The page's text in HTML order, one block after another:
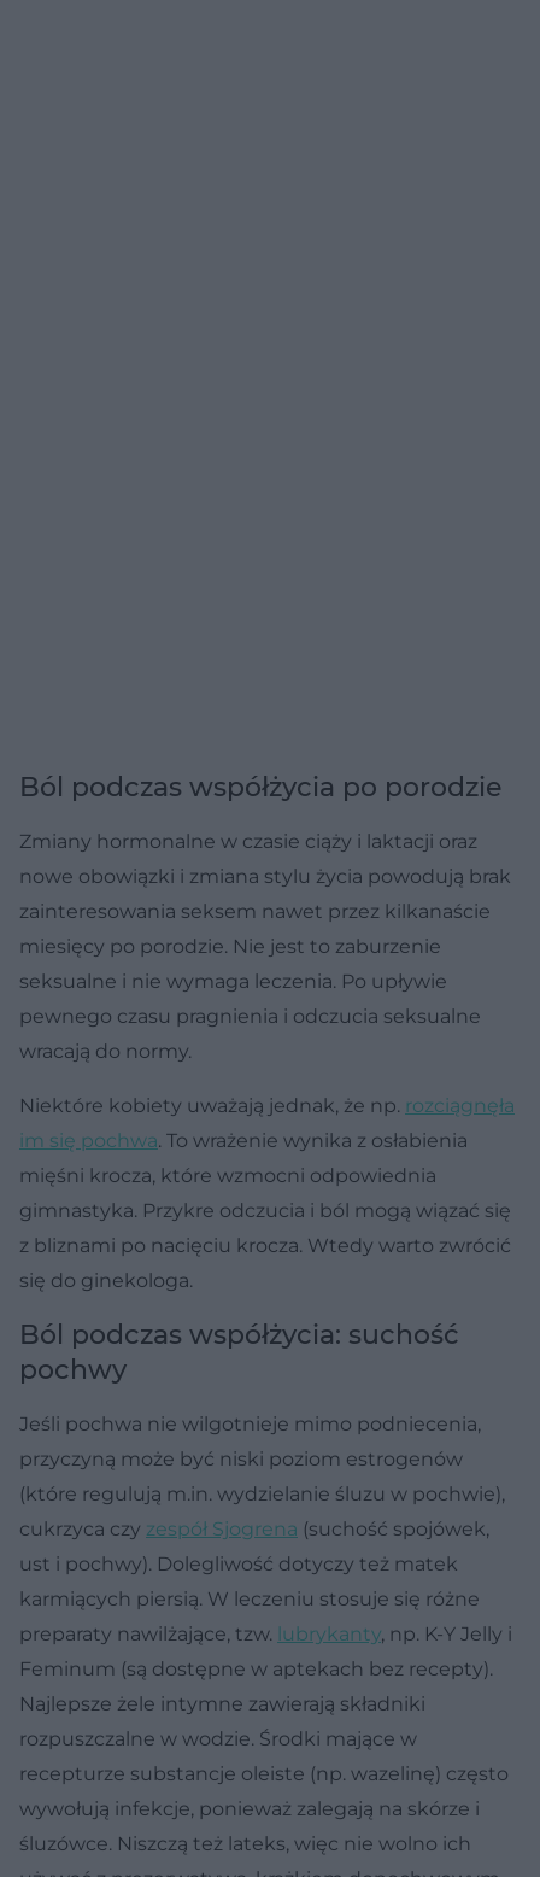
Ból podczas współżycia po porodzie
Zmiany hormonalne w czasie ciąży i laktacji oraz
nowe obowiązki i zmiana stylu życia powodują brak
zainteresowania seksem nawet przez kilkanaście
miesięcy po porodzie. Nie jest to zaburzenie
seksualne i nie wymaga leczenia. Po upływie
pewnego czasu pragnienia i odczucia seksualne
wracają do normy.
Niektóre kobiety uważają jednak, że np. rozciągnęła
im się pochwa. To wrażenie wynika z osłabienia
mięśni krocza, które wzmocni odpowiednia
gimnastyka. Przykre odczucia i ból mogą wiązać się
z bliznami po nacięciu krocza. Wtedy warto zwrócić
się do ginekologa.
Ból podczas współżycia: suchość
pochwy
Jeśli pochwa nie wilgotnieje mimo podniecenia,
przyczyną może być niski poziom estrogenów
(które regulują m.in. wydzielanie śluzu w pochwie),
cukrzyca czy zespół Sjogrena (suchość spojówek,
ust i pochwy). Dolegliwość dotyczy też matek
karmiących piersią. W leczeniu stosuje się różne
preparaty nawilżające, tzw. lubrykanty, np. K-Y Jelly i
Feminum (są dostępne w aptekach bez recepty).
Najlepsze żele intymne zawierają składniki
rozpuszczalne w wodzie. Środki mające w
recepturze substancje oleiste (np. wazelinę) często
wywołują infekcje, ponieważ zalegają na skórze i
śluzówce. Niszczą też lateks, więc nie wolno ich